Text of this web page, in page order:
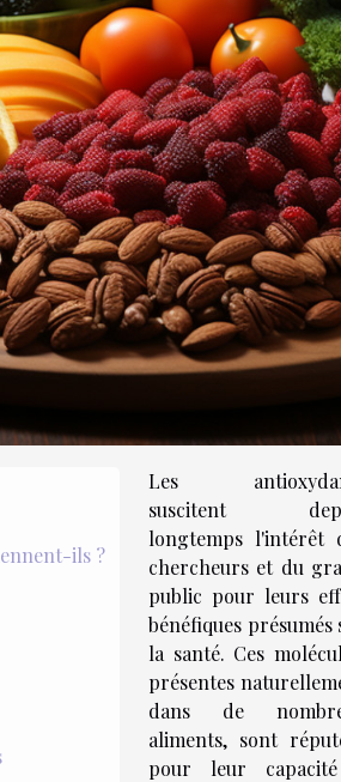
ils ?
Les
suscitent
longtemps l'intérêt
chercheurs et du
public pour leurs
bénéfiques présumés
la santé. Ces
présentes
dans de
aliments, sont
pour leur